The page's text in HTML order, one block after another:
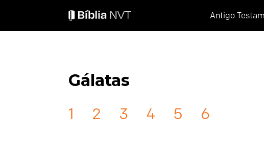
Antigo
Gálatas
1 2 3 4 5 6